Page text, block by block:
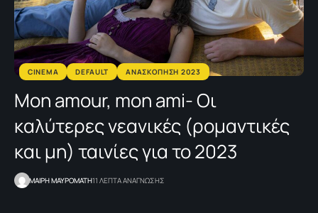
CINEMA DEFAULT ΑΝΑΣΚΟΠΗΣΗ 2023
Mon amour, mon ami- Οι
καλύτερες νεανικές (ρομαντικές
και μη) ταινίες για το 2023
MΑΙΡΗ ΜΑΥΡΟΜΑΤΗ11 ΛΕΠΤΑ ΑΝΑΓΝΩΣΗΣ